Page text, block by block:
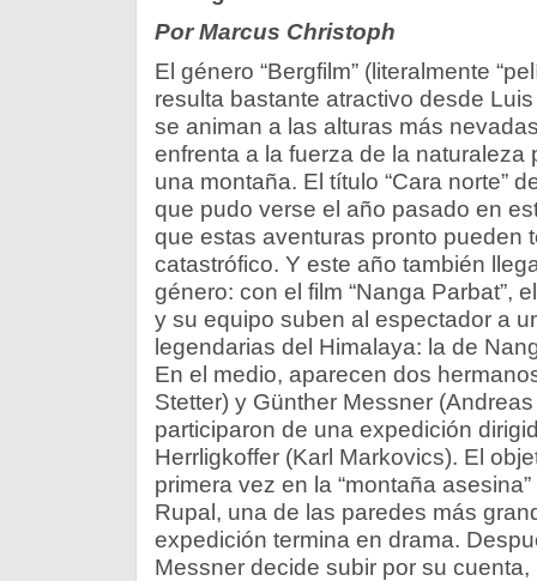
Por Marcus Christoph
El género “Bergfilm” (literalmente
resulta bastante atractivo desde
se animan a las alturas más
enfrenta a la fuerza de la naturaleza
una montaña. El título “Cara norte”
que pudo verse el año pasado en
que estas aventuras pronto pueden
catastrófico. Y este año también
género: con el film “Nanga Parbat”,
y su equipo suben al espectador a
legendarias del Himalaya: la de
En el medio, aparecen dos
Stetter) y Günther Messner
participaron de una expedición
Herrligkoffer (Karl Markovics). El
primera vez en la “montaña
Rupal, una de las paredes más
expedición termina en drama.
Messner decide subir por su